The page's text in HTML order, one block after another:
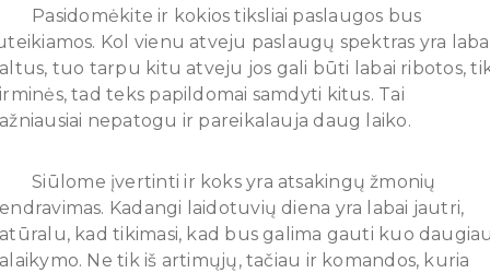
Pasidomėkite ir kokios tiksliai paslaugos bus
Kol vienu atveju paslaugų spektras yra
tuo tarpu kitu atveju jos gali būti labai ribotos,
tad teks papildomai samdyti kitus. Tai
nepatogu ir pareikalauja daug laiko.
Siūlome įvertinti ir koks yra atsakingų žmonių
Kadangi laidotuvių diena yra labai jautri,
kad tikimasi, kad bus galima gauti kuo
Ne tik iš artimųjų, tačiau ir komandos, kuria